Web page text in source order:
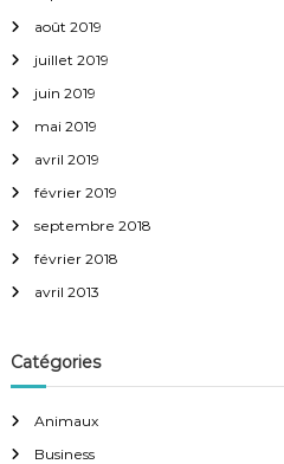
août 2019
juillet 2019
juin 2019
mai 2019
avril 2019
février 2019
septembre 2018
février 2018
avril 2013
Catégories
Animaux
Business